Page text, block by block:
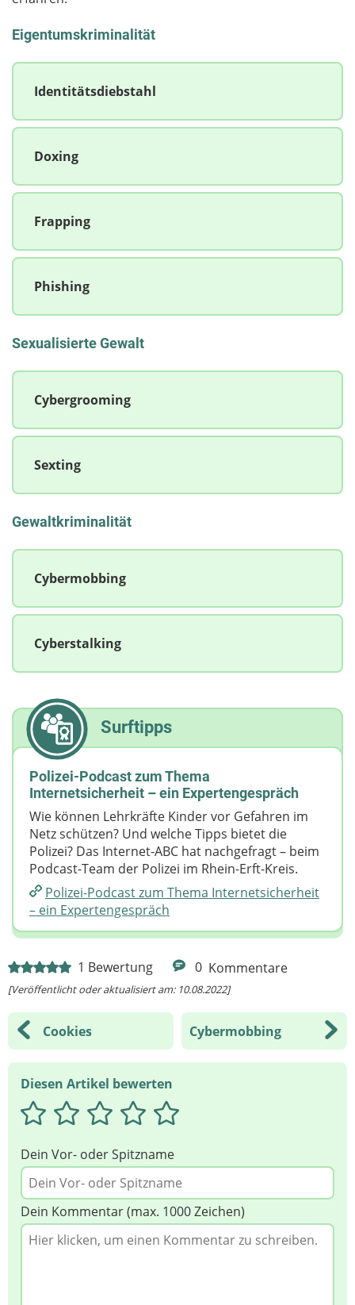
Eigentumskriminalität
Identitätsdiebstahl
Doxing
Frapping
Phishing
Sexualisierte Gewalt
Cybergrooming
Sexting
Gewaltkriminalität
Cybermobbing
Cyberstalking
1 Bewertung 0 Kommentare
[Veröffentlicht oder aktualisiert am: 10.08.2022]
Cookies Cybermobbing
Diesen Artikel bewerten
Dein Vor- oder Spitzname
Dein Kommentar (max. 1000 Zeichen)
Surftipps
Polizei-Podcast zum Thema
Internetsicherheit – ein Expertengespräch
Wie können Lehrkräfte Kinder vor Gefahren im
Netz schützen? Und welche Tipps bietet die
Polizei? Das Internet-ABC hat nachgefragt – beim
Podcast-Team der Polizei im Rhein-Erft-Kreis.
Polizei-Podcast zum Thema Internetsicherheit
– ein Expertengespräch